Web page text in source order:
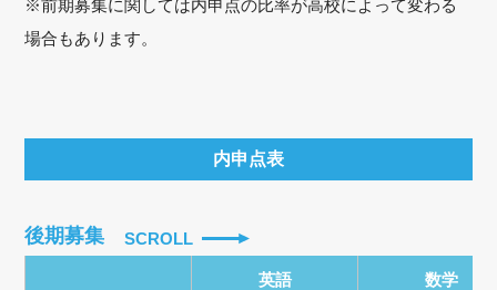
※前期募集に関しては内申点の比率が高校によって変わる
場合もあります。
内申点表
後期募集 SCROLL
英語 数学